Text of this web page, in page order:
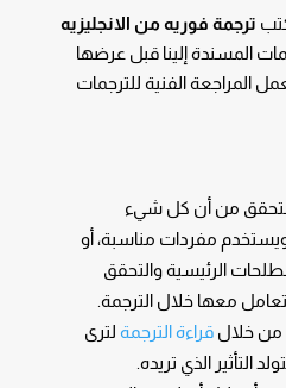
ترجمة فوريه من الانجليزيه
المسندة إلينا قبل عرضها
المراجعة الفنية للترجمات
من أن كل شيء
مفردات مناسبة، أو
الرئيسية والتحقق
معها خلال الترجمة.
من خلال قراءة الترجمةلترى
التأثير الذي تريده.